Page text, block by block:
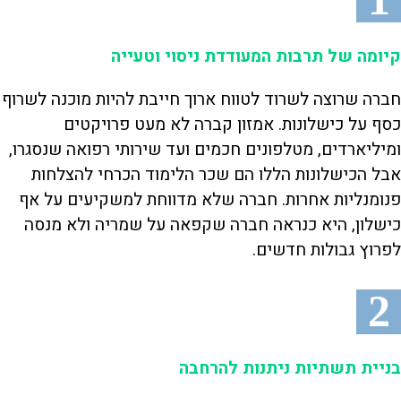
קיומה של תרבות המעודדת ניסוי וטעייה
חברה שרוצה לשרוד לטווח ארוך חייבת להיות מוכנה לשרוף
כסף על כישלונות. אמזון קברה לא מעט פרויקטים
ומיליארדים, מטלפונים חכמים ועד שירותי רפואה שנסגרו,
אבל הכישלונות הללו הם שכר הלימוד הכרחי להצלחות
פנומנליות אחרות. חברה שלא מדווחת למשקיעים על אף
כישלון, היא כנראה חברה שקפאה על שמריה ולא מנסה
לפרוץ גבולות חדשים.
2
בניית תשתיות ניתנות להרחבה